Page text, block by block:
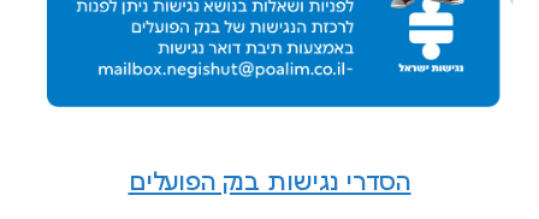
הסדרי נגישות בנק הפועלים